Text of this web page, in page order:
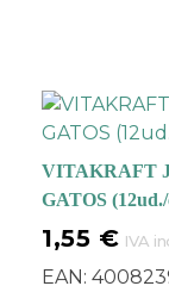
VITAKRAFT
GATOS
1,55 € IVA
EAN: